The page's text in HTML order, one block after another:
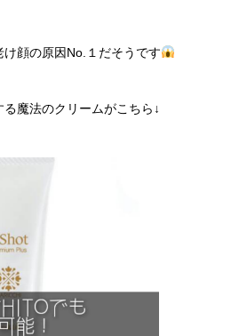
顔の原因No.１だそうです
魔法のクリームがこちら↓